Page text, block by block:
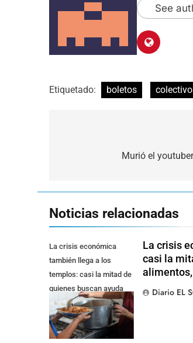
See
Etiquetado: boletos
Murió el
Noticias relacionadas
La crisis económica
también llega a los
templos: casi la mitad de
quienes buscan ayuda
pide alimentos, dinero o
trabajo
La crisis
casi la
Diario EL